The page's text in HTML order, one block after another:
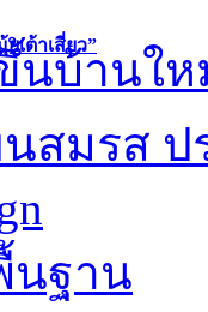
เต้าเสี่ยว”
นบ้านให
สมรส ป
นฐาน